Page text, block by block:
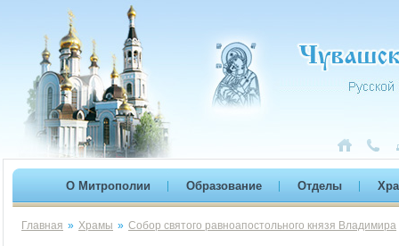
О Митрополии Образование Отделы
Главная » Храмы » Собор святого равноапостольного князя Владимира